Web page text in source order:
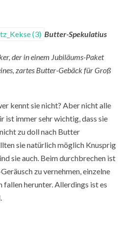
Butter-Spekulatius
der in einem Jubiläums-Paket
zartes Butter-Gebäck für Groß
kennt sie nicht? Aber nicht alle
ist immer sehr wichtig, dass sie
zu doll nach Butter
sie natürlich möglich Knusprig
sie auch. Beim durchbrechen ist
zu vernehmen, einzelne
fallen herunter. Allerdings ist es